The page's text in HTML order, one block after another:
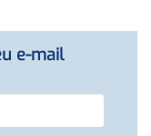
e-mail